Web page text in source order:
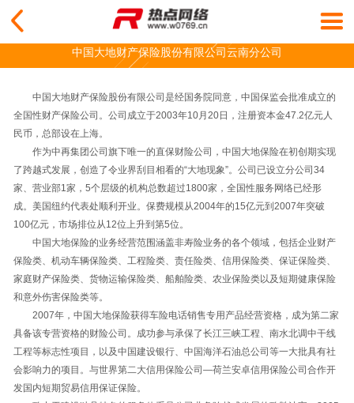
中国大地财产保险股份有限公司云南分公司
中国大地财产保险股份有限公司是经国务院同意，中国保监会批准成立的
全国性财产保险公司。公司成立于2003年10月20日，注册资本金47.2亿元人
民币，总部设在上海。
作为中再集团公司旗下唯一的直保财险公司，中国大地保险在初创期实现
了跨越式发展，创造了令业界刮目相看的“大地现象”。公司已设立分公司34
家、营业部1家，5个层级的机构总数超过1800家，全国性服务网络已经形
成。美国纽约代表处顺利开业。保费规模从2004年的15亿元到2007年突破
100亿元，市场排位从12位上升到第5位。
中国大地保险的业务经营范围涵盖非寿险业务的各个领域，包括企业财产
保险类、机动车辆保险类、工程险类、责任险类、信用保险类、保证保险类、
家庭财产保险类、货物运输保险类、船舶险类、农业保险类以及短期健康保险
和意外伤害保险类等。
2007年，中国大地保险获得车险电话销售专用产品经营资格，成为第二家
具备该专营资格的财险公司。成功参与承保了长江三峡工程、南水北调中干线
工程等标志性项目，以及中国建设银行、中国海洋石油总公司等一大批具有社
会影响力的项目。与世界第二大信用保险公司—荷兰安卓信用保险公司合作开
发国内短期贸易信用保证保险。